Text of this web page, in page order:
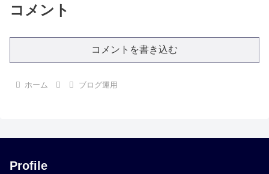
コメント
コメントを書き込む
ホーム ブログ運用
Profile